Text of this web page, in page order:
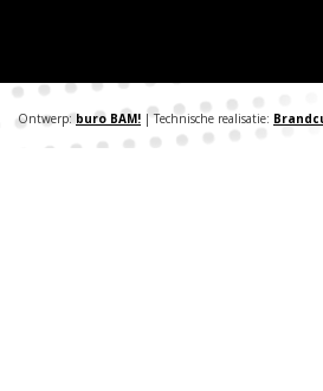
Ontwerp: buro BAM! | Technische realisatie: